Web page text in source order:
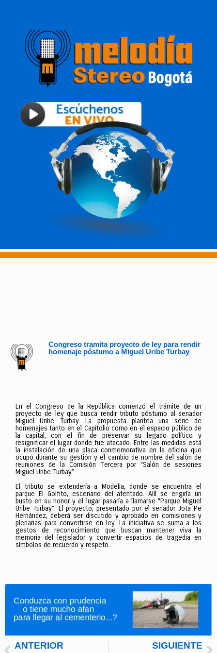
Congreso tramita proyecto de ley para rendir
homenaje póstumo a Miguel Uribe Turbay
En el Congreso de la República comenzó el trámite de un
proyecto de ley que busca rendir tributo póstumo al senador
Miguel Uribe Turbay. La propuesta plantea una serie de
homenajes tanto en el Capitolio como en el espacio público de
la capital, con el fin de preservar su legado político y
resignificar el lugar donde fue atacado. Entre las medidas está
la instalación de una placa conmemorativa en la oficina que
ocupó durante su gestión y el cambio de nombre del salón de
reuniones de la Comisión Tercera por “Salón de sesiones
Miguel Uribe Turbay”.
El tributo se extendería a Modelia, donde se encuentra el
parque El Golfito, escenario del atentado. Allí se erigiría un
busto en su honor y el lugar pasaría a llamarse “Parque Miguel
Uribe Turbay”. El proyecto, presentado por el senador Jota Pe
Hernández, deberá ser discutido y aprobado en comisiones y
plenarias para convertirse en ley. La iniciativa se suma a los
gestos de reconocimiento que buscan mantener viva la
memoria del legislador y convertir espacios de tragedia en
símbolos de recuerdo y respeto.
ANTERIOR SIGUIENTE